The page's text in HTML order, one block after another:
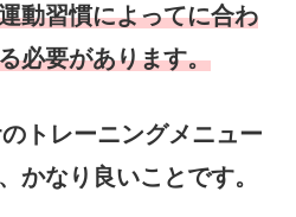
動習慣によってに合わ
必要があります。
トレーニングメニュー
かなり良いことです。